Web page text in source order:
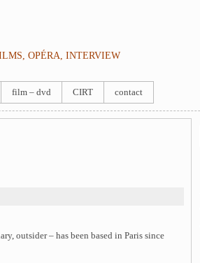
OPÉRA, INTERVIEW
film – dvd CIRT contact
outsider – has been based in Paris since